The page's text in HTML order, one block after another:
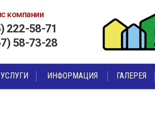
компании
222-58-71
58-73-28
УСЛУГИ ИНФОРМАЦИЯ ГАЛЕРЕЯ